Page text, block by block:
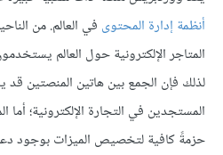
أنظمة إدارة المحتوى في العالم. من
المتاجر الإلكترونية حول العالم
لذلك فإن الجمع بين هاتين المنصتين قد
المستجدين في التجارة الإلكترونية؛ أما
حزمةً كافية لتخصيص الميزات بوجود